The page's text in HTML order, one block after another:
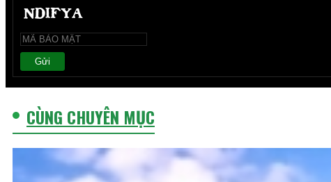
Gửi
CÙNG CHUYÊN MỤC